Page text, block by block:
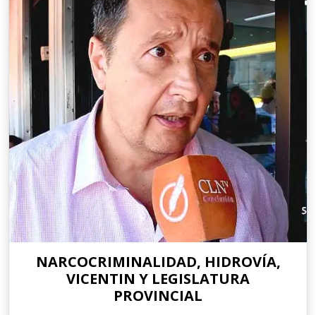
NARCOCRIMINALIDAD, HIDROVÍA,
VICENTIN Y LEGISLATURA
PROVINCIAL